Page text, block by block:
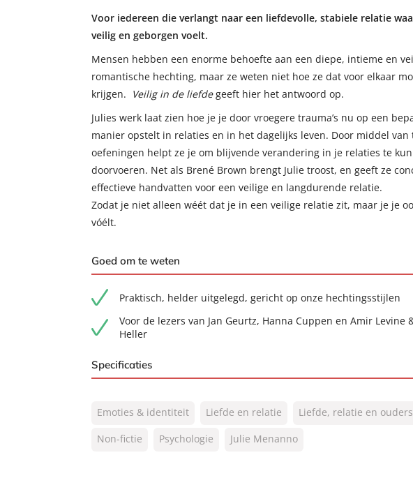
Voor iedereen die verlangt naar een liefdevolle, stabiele relatie
veilig en geborgen voelt.
Mensen hebben een enorme behoefte aan een diepe, intieme en
romantische hechting, maar ze weten niet hoe ze dat voor elkaar
krijgen. Veilig in de liefdegeeft hier het antwoord op.
Julies werk laat zien hoe je je door vroegere trauma’s nu op een
manier opstelt in relaties en in het dagelijks leven. Door middel van
oefeningen helpt ze je om blijvende verandering in je relaties te
doorvoeren. Net als Brené Brown brengt Julie troost, en geeft ze
effectieve handvatten voor een veilige en langdurende relatie.
Zodat je niet alleen wéét dat je in een veilige relatie zit, maar je je
vóélt.
Goed om te weten
Praktisch, helder uitgelegd, gericht op onze hechtingsstijlen
Voor de lezers van Jan Geurtz, Hanna Cuppen en Amir Levine
Heller
Specificaties
NUR:
770
Type:
Paperback
Emoties & identiteit Liefde en relatie
Liefde, relatie en
Non-fictie
Psychologie Julie Menanno